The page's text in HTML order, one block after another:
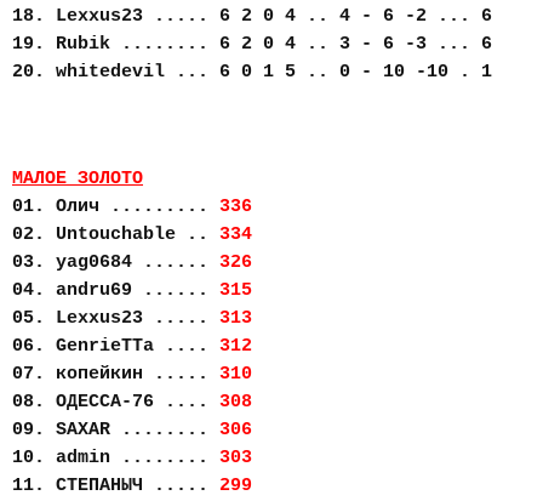
18. Lexxus23 ..... 6 2 0 4 .. 4 - 6 -2 ... 6
19. Rubik ........ 6 2 0 4 .. 3 - 6 -3 ... 6
20. whitedevil ... 6 0 1 5 .. 0 - 10 -10 . 1
МАЛОЕ ЗОЛОТО
01. Олич ......... 336
02. Untouchable .. 334
03. yag0684 ...... 326
04. andru69 ...... 315
05. Lexxus23 ..... 313
06. GenrieTTa .... 312
07. копейкин ..... 310
08. ОДЕССА-76 .... 308
09. SAXAR ........ 306
10. admin ........ 303
11. СТЕПАНЫЧ ..... 299